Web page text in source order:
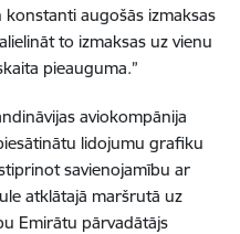
augošās izmaksas
to izmaksas uz vienu
pieauguma.”
aviokompānija
lidojumu grafiku
savienojamību ar
atklātajā maršrutā uz
Emirātu pārvadātājs